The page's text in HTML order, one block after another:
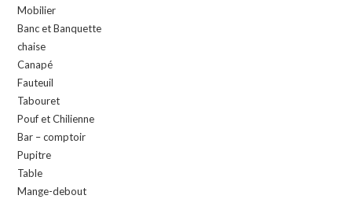
Mobilier
Banc et Banquette
chaise
Canapé
Fauteuil
Tabouret
Pouf et Chilienne
Bar – comptoir
Pupitre
Table
Mange-debout